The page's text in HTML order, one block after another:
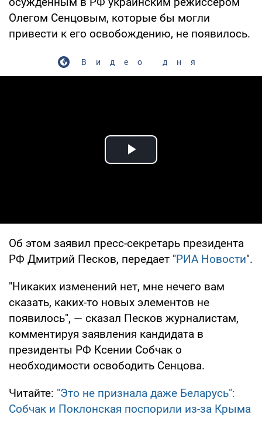
Олегом Сенцовым, которые бы могли
привести к его освобождению, не появилось.
Видео дня
Play Video
Об этом заявил пресс-секретарь президента
РФ Дмитрий Песков, передает "РИА Новости".
"Никаких изменений нет, мне нечего вам
сказать, каких-то новых элементов не
появилось", — сказал Песков журналистам,
комментируя заявления кандидата в
президенты РФ Ксении Собчак о
необходимости освободить Сенцова.
Читайте: "Это не признала даже Беларусь":
Собчак и Поклонская поспорили из-за Крыма